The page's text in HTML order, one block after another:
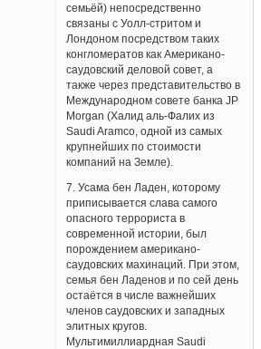
семьёй) непосредственно
связаны с Уолл-стритом и
Лондоном посредством таких
конгломератов как Американо-
саудовский деловой совет, а
также через представительство в
Международном совете банка JP
Morgan (Халид аль-Фалих из
Saudi Aramco, одной из самых
крупнейших по стоимости
компаний на Земле).
7. Усама бен Ладен, которому
приписывается слава самого
опасного террориста в
современной истории, был
порождением американо-
саудовских махинаций. При этом,
семья бен Ладенов и по сей день
остаётся в числе важнейших
членов саудовских и западных
элитных кругов.
Мультимиллиардная Saudi